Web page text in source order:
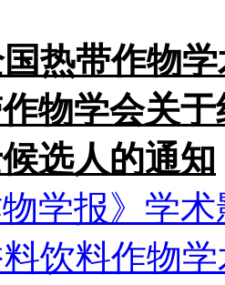
热带作物
物学会关
选人的通知
物学报》学
饮料作物